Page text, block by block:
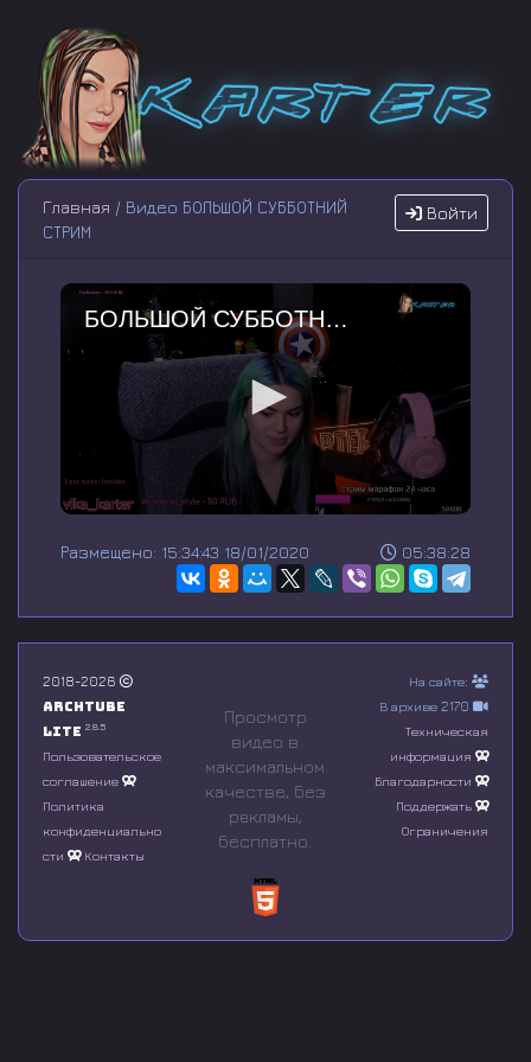
Войти
Главная / Видео БОЛЬШОЙ СУББОТНИЙ
СТРИМ
БОЛЬШОЙ СУББОТНИЙ СТРИМ
e
n
o
f
0
s
o
n
d
05:38:28
Размещено: 15:34:43 18/01/2020
2018-2026
Archtube
Lite 2.8.5
Пользовательское
соглашение
Политика
конфиденциально
сти
Контакты
Просмотр
видео в
максимальном
качестве, без
рeкламы,
бесплатно.
На сайте:
В архиве 2170
Техническая
информация
Благодарности
Поддержать
Ограничения